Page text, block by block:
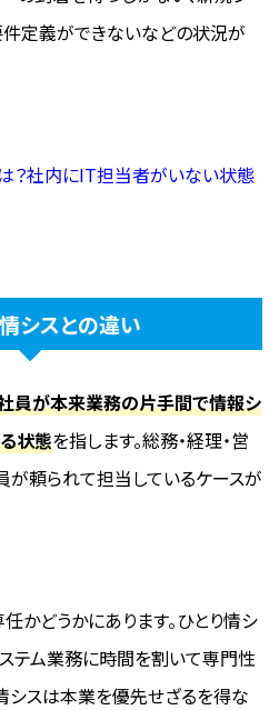
定義ができないなどの状況が
？社内にIT担当者がいない状態
シスとの違い
員が本来業務の片手間で情報シ
状態を指します。総務・経理・営
が頼られて担当しているケースが
かどうかにあります。ひとり情シ
テム業務に時間を割いて専門性
シスは本業を優先せざるを得な